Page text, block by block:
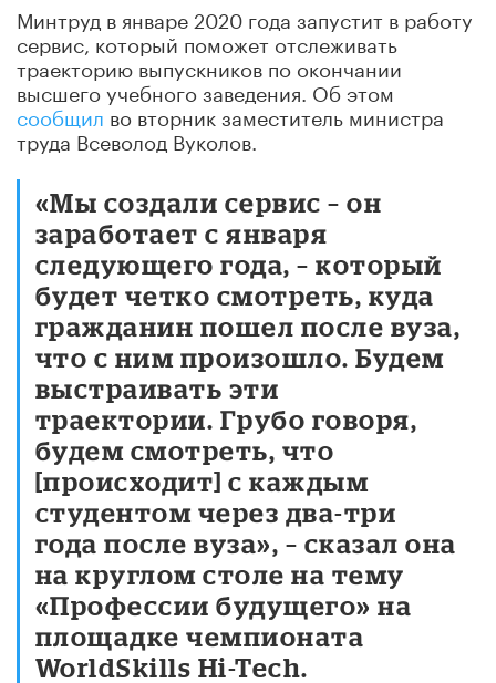
Минтруд в январе 2020 года запустит в работу
сервис, который поможет отслеживать
траекторию выпускников по окончании
высшего учебного заведения. Об этом
сообщилво вторник заместитель министра
труда Всеволод Вуколов.
«Мы создали сервис – он
заработает с января
следующего года, – который
будет четко смотреть, куда
гражданин пошел после вуза,
что с ним произошло. Будем
выстраивать эти
траектории. Грубо говоря,
будем смотреть, что
[происходит] с каждым
студентом через два-три
года после вуза», – сказал она
на круглом столе на тему
«Профессии будущего» на
площадке чемпионата
WorldSkills Hi-Tech.